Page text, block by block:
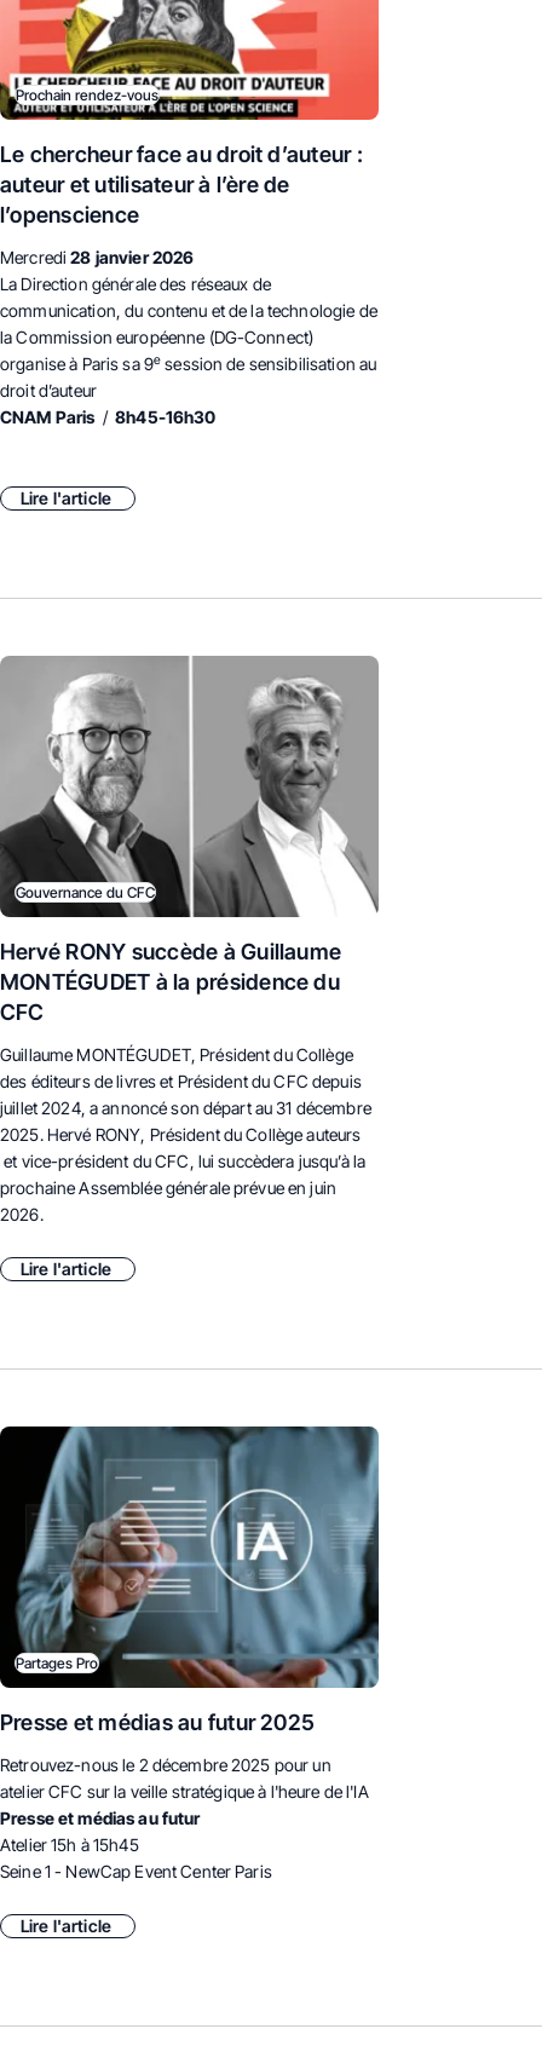
Prochain rendez-vous
Le chercheur face au droit d’auteur :
auteur et utilisateur à l’ère de
l’openscience
Mercredi 28 janvier 2026
La Direction générale des réseaux de
communication, du contenu et de la technologie de
la Commission européenne (DG-Connect)
organise à Paris sa 9e session de sensibilisation au
droit d’auteur
CNAM Paris /8h45-16h30
Lire l'article
Gouvernance du CFC
Hervé RONY succède à Guillaume
MONTÉGUDET à la présidence du
CFC
Guillaume MONTÉGUDET, Président du Collège
des éditeurs de livres et Président du CFC depuis
juillet 2024, a annoncé son départ au 31 décembre
2025. Hervé RONY, Président du Collège auteurs
et vice-président du CFC, lui succèdera jusqu’à la
prochaine Assemblée générale prévue en juin
2026.
Lire l'article
Partages Pro
Presse et médias au futur 2025
Retrouvez-nous le 2 décembre 2025 pour un
atelier CFC sur la veille stratégique à l'heure de l'IA
Presse et médias au futur
Atelier 15h à 15h45
Seine 1 - NewCap Event Center Paris
Lire l'article